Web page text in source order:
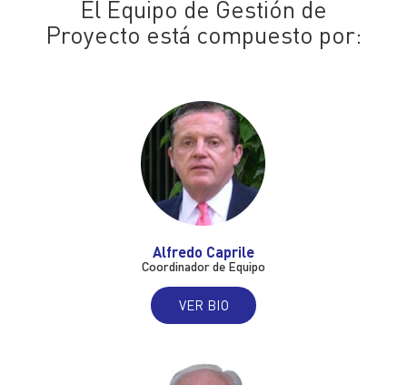
El Equipo de Gestión de
Proyecto está compuesto por:
Alfredo Caprile
Coordinador de Equipo
VER BIO